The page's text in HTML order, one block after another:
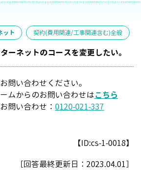
ット 契約(費用関連/工事関連含む)全般
ーネットのコースを変更したい。
問い合わせください。
ムからのお問い合わせはこちら
問い合わせ： 0120-021-337
【ID:cs-1-0018】
［回答最終更新日： 2023.04.01］